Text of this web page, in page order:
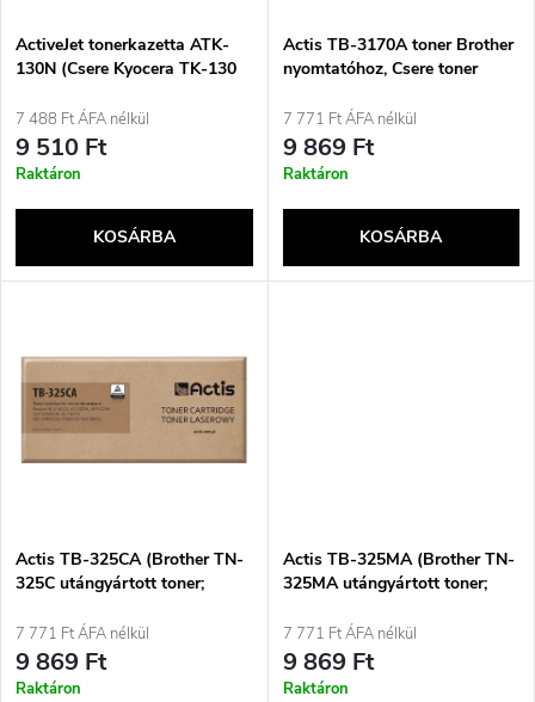
e
k
r
n
d
e
z
é
s
e
é
k
e
k
l
s
t
j
a
ActiveJet tonerkazetta ATK-
130N (Csere Kyocera TK-130
Fekete)
7 488 Ft ÁFA nélkül
9 510 Ft
Raktáron
KOSÁRBA
Actis TB-3170A toner Brother
nyomtatóhoz, Csere toner
7000 oldal; fekete
7 771 Ft ÁFA nélkül
9 869 Ft
Raktáron
KOSÁRBA
Actis TB-325CA (Brother TN-
325C utángyártott toner;
7 771 Ft ÁFA nélkül
9 869 Ft
Raktáron
Actis TB-325MA (Brother TN-
325MA utángyártott toner;
7 771 Ft ÁFA nélkül
9 869 Ft
Raktáron